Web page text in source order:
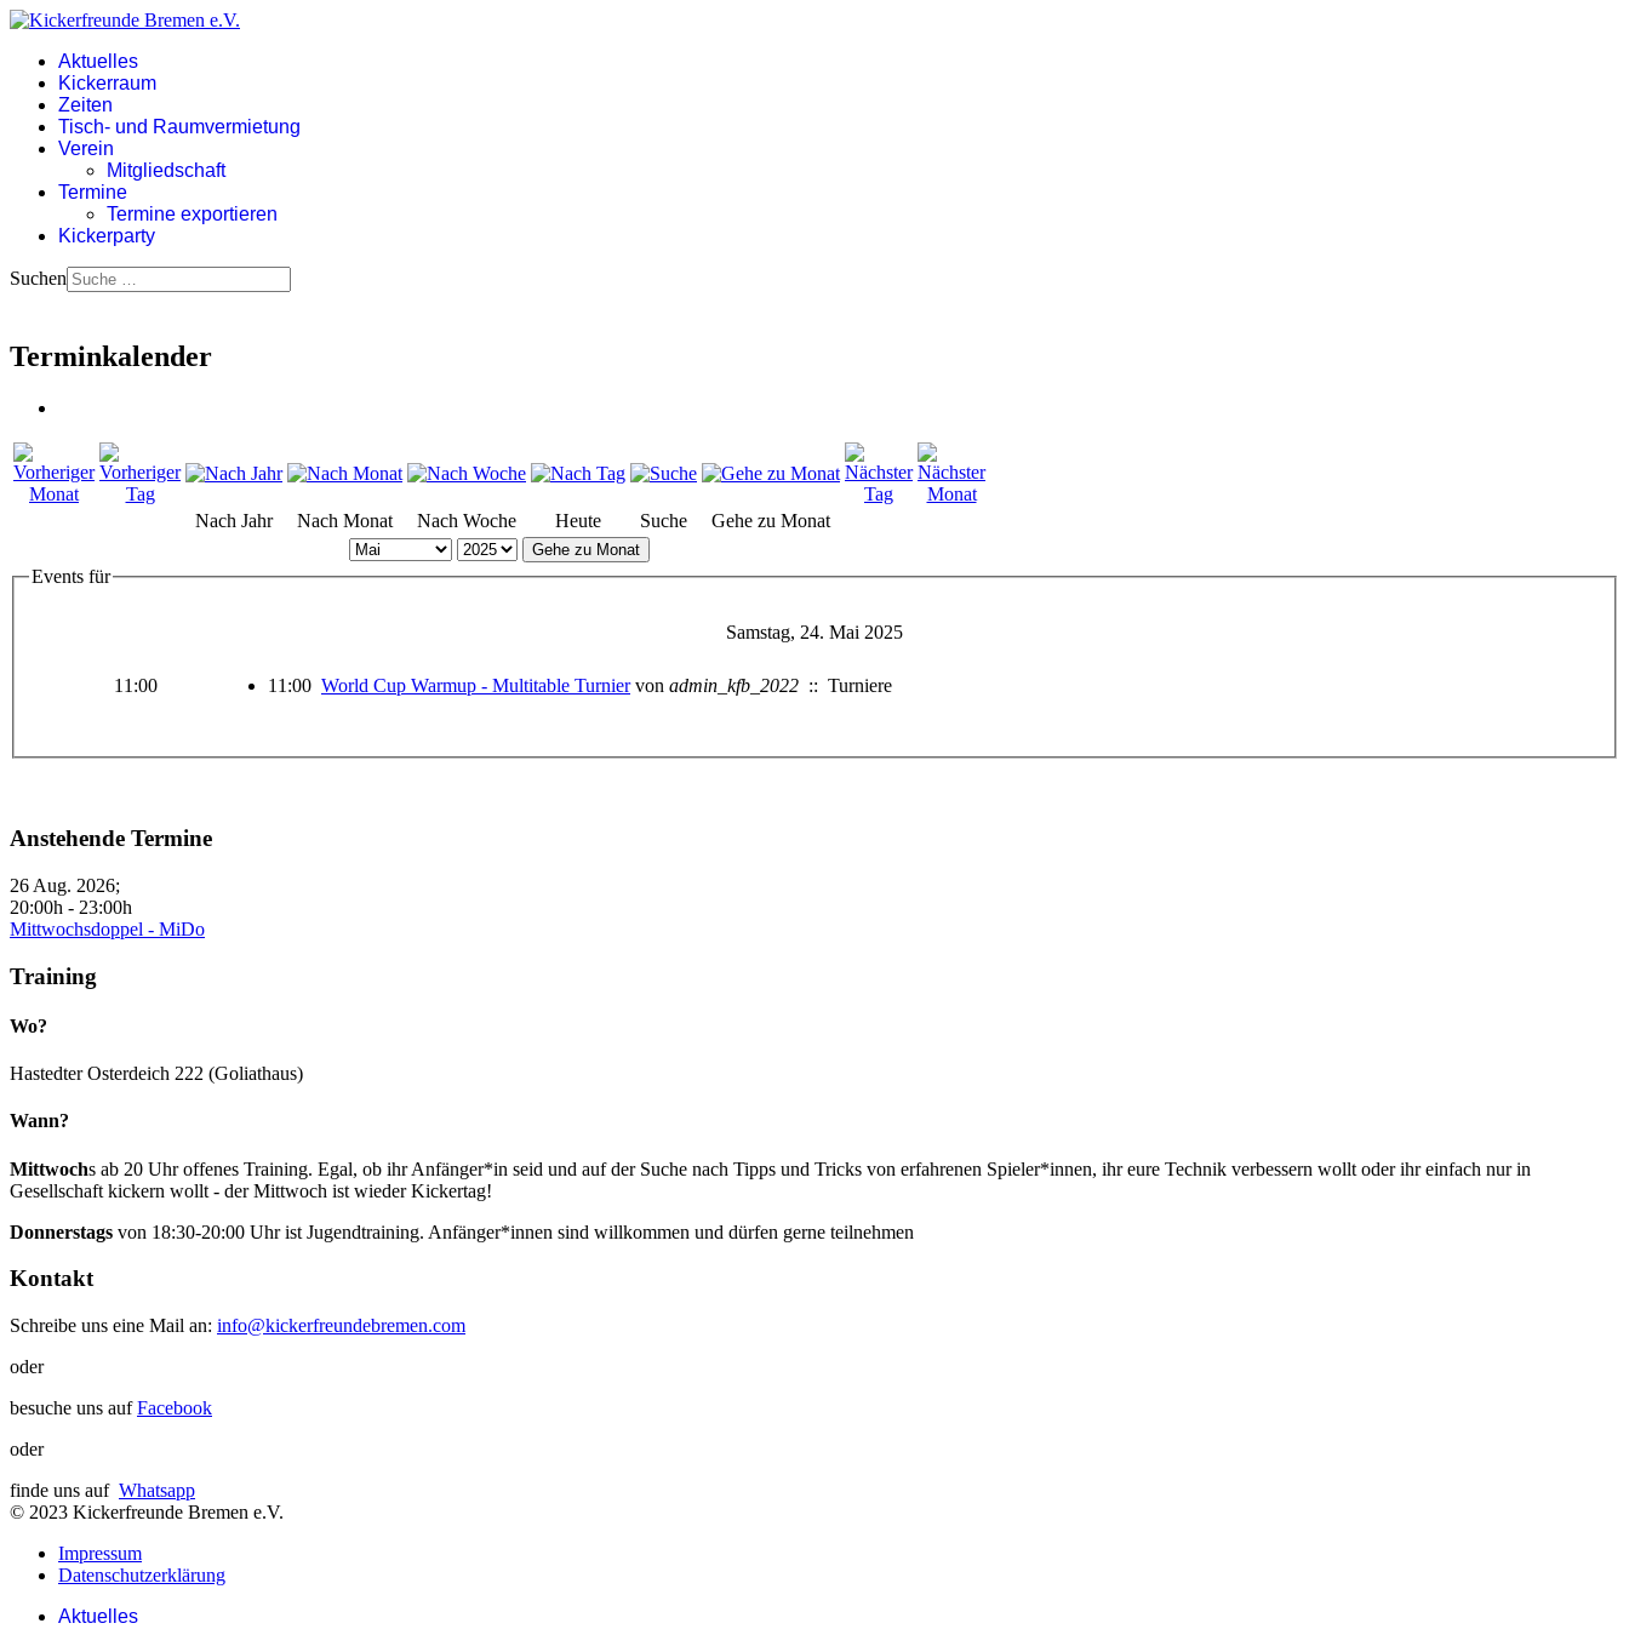
Aktuelles
Kickerraum
Zeiten
Tisch- und Raumvermietung
Verein
Mitgliedschaft
Termine
Termine exportieren
Kickerparty
Suchen
Terminkalender
Nach Jahr Nach Monat Nach Woche Heute Suche Gehe zu Monat
Gehe zu Monat
Events für
Samstag, 24. Mai 2025
11:00 11:00 World Cup Warmup - Multitable Turniervon admin_kfb_2022 :: Turniere
Anstehende Termine
26 Aug. 2026;
20:00h - 23:00h
Mittwochsdoppel - MiDo
Training
Wo?
Hastedter Osterdeich 222 (Goliathaus)
Wann?
Mittwochs ab 20 Uhr offenes Training. Egal, ob ihr Anfänger*in seid und auf der Suche nach Tipps und Tricks von erfahrenen Spieler*innen, ihr eure Technik verbessern wollt oder ihr einfach nur in
Gesellschaft kickern wollt - der Mittwoch ist wieder Kickertag!
Donnerstags von 18:30-20:00 Uhr ist Jugendtraining. Anfänger*innen sind willkommen und dürfen gerne teilnehmen
Kontakt
Schreibe uns eine Mail an: info@kickerfreundebremen.com
oder
besuche uns aufFacebook
oder
finde uns auf Whatsapp
© 2023 Kickerfreunde Bremen e.V.
Impressum
Datenschutzerklärung
Aktuelles